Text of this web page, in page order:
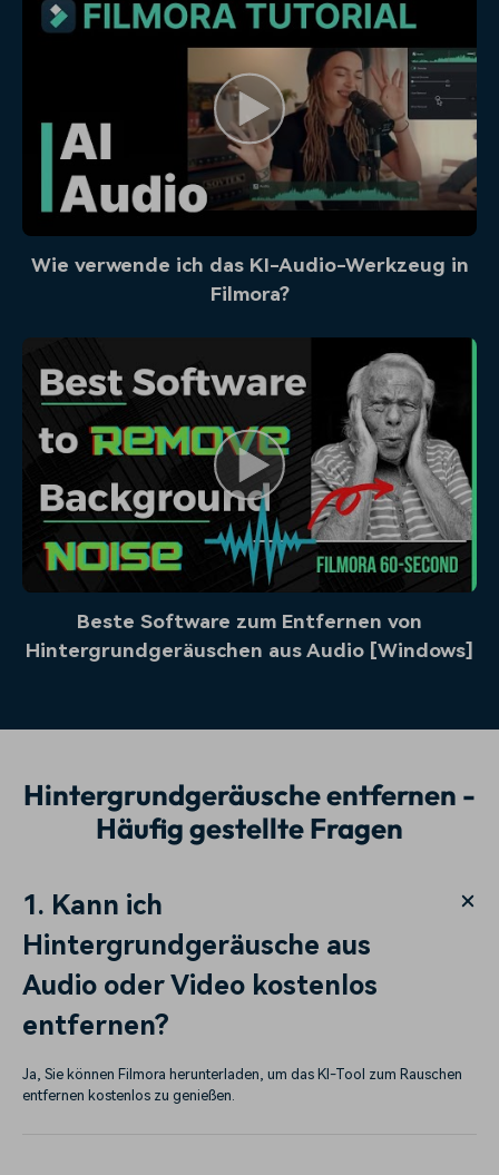
Wie verwende ich das KI-Audio-Werkzeug in
Filmora?
Beste Software zum Entfernen von
Hintergrundgeräuschen aus Audio [Windows]
Hintergrundgeräusche entfernen -
Häufig gestellte Fragen
1. Kann ich
Hintergrundgeräusche aus
Audio oder Video kostenlos
entfernen?
Ja, Sie können Filmora herunterladen, um das KI-Tool zum Rauschen
entfernen kostenlos zu genießen.